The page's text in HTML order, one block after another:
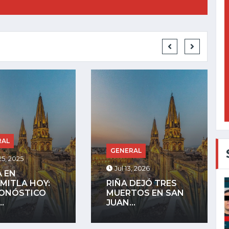
2026
TRES
EN SAN
GENERAL
Jul 27, 2025
LA COMUNIDAD
INDÍGENA DE
MEZQUITÁN
ADVIERTE QUE...